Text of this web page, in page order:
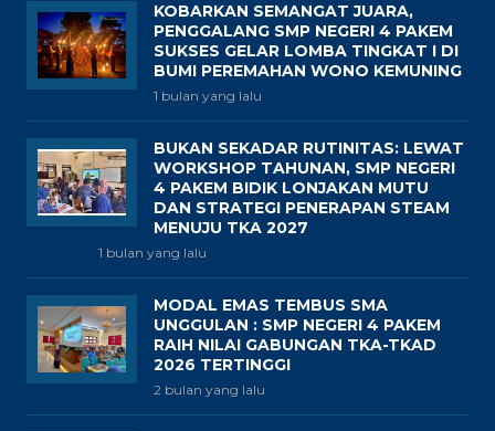
KOBARKAN SEMANGAT JUARA,
PENGGALANG SMP NEGERI 4 PAKEM
SUKSES GELAR LOMBA TINGKAT I DI
BUMI PEREMAHAN WONO KEMUNING
1 bulan yang lalu
BUKAN SEKADAR RUTINITAS: LEWAT
WORKSHOP TAHUNAN, SMP NEGERI
4 PAKEM BIDIK LONJAKAN MUTU
DAN STRATEGI PENERAPAN STEAM
MENUJU TKA 2027
1 bulan yang lalu
MODAL EMAS TEMBUS SMA
UNGGULAN : SMP NEGERI 4 PAKEM
RAIH NILAI GABUNGAN TKA-TKAD
2026 TERTINGGI
2 bulan yang lalu